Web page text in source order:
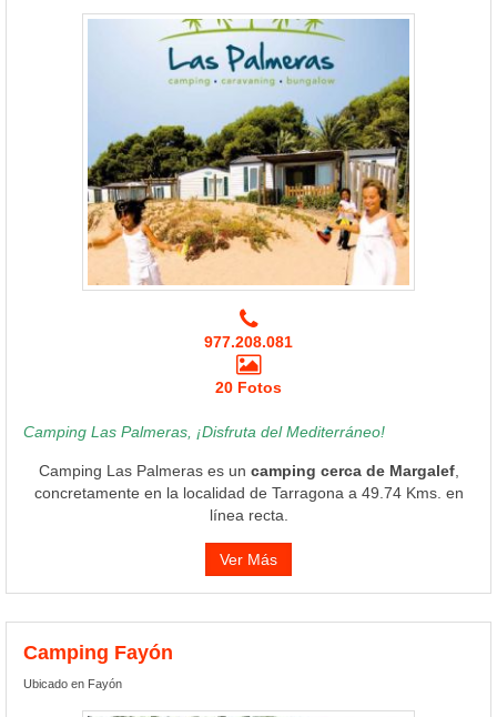
977.208.081
20 Fotos
Camping Las Palmeras, ¡Disfruta del Mediterráneo!
Camping Las Palmeras es un camping cerca de Margalef,
concretamente en la localidad de Tarragona a 49.74 Kms. en
línea recta.
Ver Más
Camping Fayón
Ubicado en Fayón